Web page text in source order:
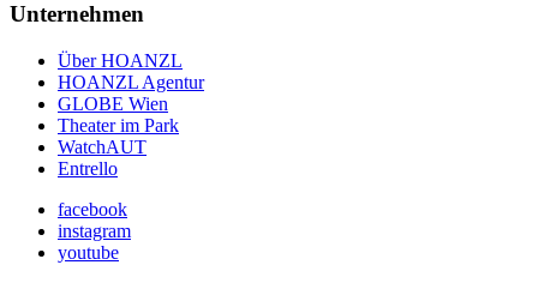
Unternehmen
Über HOANZL
HOANZL Agentur
GLOBE Wien
Theater im Park
WatchAUT
Entrello
facebook
instagram
youtube